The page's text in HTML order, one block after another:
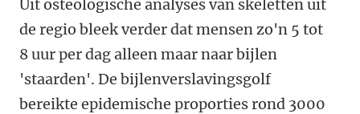
Uit osteologische analyses van skeletten uit
de regio bleek verder dat mensen zo'n 5 tot
8 uur per dag alleen maar naar bijlen
'staarden'. De bijlenverslavingsgolf
bereikte epidemische proporties rond 3000